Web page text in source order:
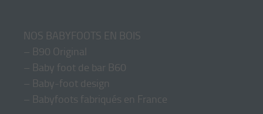
NOS BABYFOOTS EN BOIS
– B90 Original
– Baby foot de bar B60
– Baby-foot design
– Babyfoots fabriqués en France